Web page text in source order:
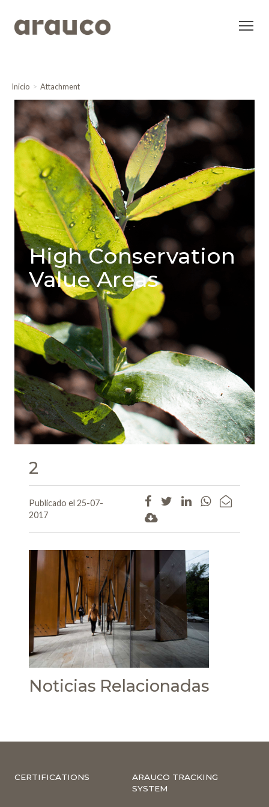
Inicio Attachment
High Conservation
Value Areas
2
Publicado el 25-07-
2017
Noticias Relacionadas
CERTIFICATIONS
ARAUCO TRACKING
SYSTEM